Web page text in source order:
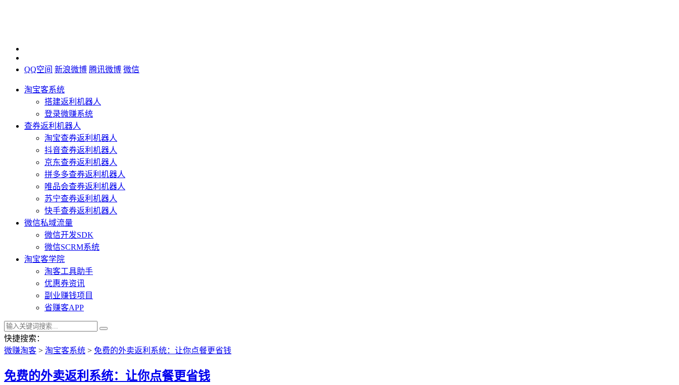
QQ空间 新浪微博 腾讯微博 微信
淘宝客系统
搭建返利机器人
登录微赚系统
查券返利机器人
淘宝查券返利机器人
抖音查券返利机器人
京东查券返利机器人
拼多多查券返利机器人
唯品会查券返利机器人
苏宁查券返利机器人
快手查券返利机器人
微信私域流量
微信开发SDK
微信SCRM系统
淘宝客学院
淘客工具助手
优惠券资讯
副业赚钱项目
省赚客APP
快捷搜索：
微赚淘客 > 淘宝客系统 > 免费的外卖返利系统：让你点餐更省钱
免费的外卖返利系统：让你点餐更省钱